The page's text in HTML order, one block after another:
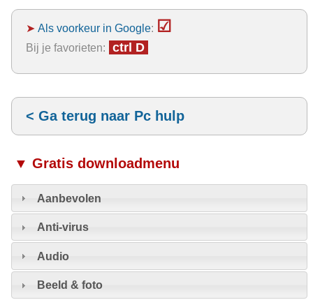
➤ Als voorkeur in Google: ☑
Bij je favorieten: ctrl D
< Ga terug naar Pc hulp
▼ Gratis downloadmenu
Aanbevolen
Anti-virus
Audio
Beeld & foto